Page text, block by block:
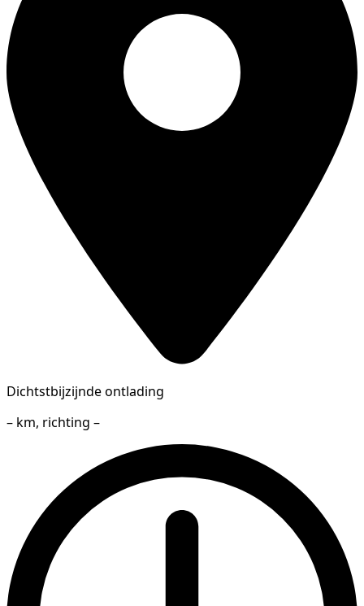
Dichtstbijzijnde ontlading
– km, richting –